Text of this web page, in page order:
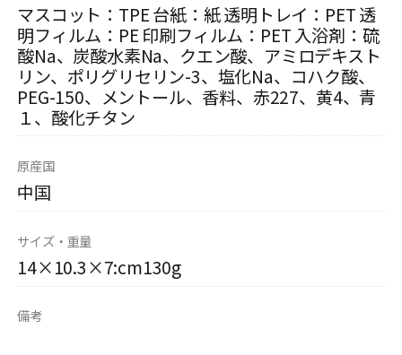
マスコット：TPE 台紙：紙 透明トレイ：PET 透
明フィルム：PE 印刷フィルム：PET 入浴剤：硫
酸Na、炭酸水素Na、クエン酸、アミロデキスト
リン、ポリグリセリン-3、塩化Na、コハク酸、
PEG-150、メントール、香料、赤227、黄4、青
１、酸化チタン
原産国
中国
サイズ・重量
14×10.3×7:cm130g
備考